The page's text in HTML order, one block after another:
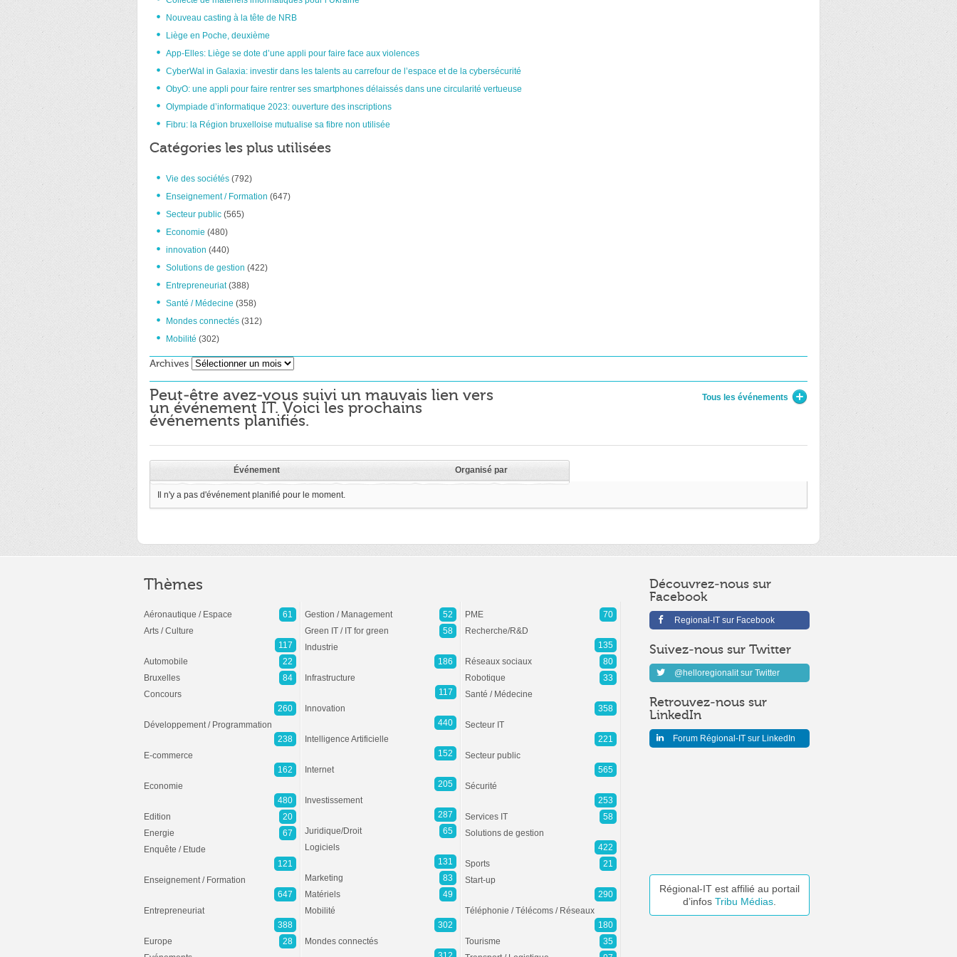
Nouveau casting à la tête de NRB
Liège en Poche, deuxième
App-Elles: Liège se dote d’une appli pour faire face aux violences
CyberWal in Galaxia: investir dans les talents au carrefour de l’espace et de la cybersécurité
ObyO: une appli pour faire rentrer ses smartphones délaissés dans une circularité vertueuse
Olympiade d’informatique 2023: ouverture des inscriptions
Fibru: la Région bruxelloise mutualise sa fibre non utilisée
Catégories les plus utilisées
Vie des sociétés (792)
Enseignement / Formation (647)
Secteur public (565)
Economie (480)
innovation (440)
Solutions de gestion (422)
Entrepreneuriat(388)
Santé / Médecine (358)
Mondes connectés (312)
Mobilité (302)
Archives Archives
Peut-être avez-vous suivi un mauvais lien vers
un événement IT. Voici les prochains
événements planifiés.
Tous les événements
Événement Organisé par
Il n'y a pas d'événement planifié pour le moment.
Découvrez-nous sur
Facebook
Regional-IT sur Facebook
Suivez-nous sur Twitter
@helloregionalit sur Twitter
Retrouvez-nous sur
LinkedIn
Forum Régional-IT sur LinkedIn
Régional-IT est affilié au portail
d’infos Tribu Médias
Thèmes
Aéronautique / Espace
61
Arts / Culture
117
Automobile
22
Bruxelles
84
Concours
260
Développement / Programmation
238
E-commerce
162
Economie
480
Edition
20
Energie
67
Enquête / Etude
121
Enseignement / Formation
647
Entrepreneuriat
388
Europe
28
Gestion / Management
52
Green IT / IT for green
58
Industrie
186
Infrastructure
117
Innovation
440
Intelligence Artificielle
152
Internet
205
Investissement
287
Juridique/Droit
65
Logiciels
131
Marketing
83
Matériels
49
Mobilité
302
Mondes connectés
PME
70
Recherche/R&D
135
Réseaux sociaux
80
Robotique
33
Santé / Médecine
358
Secteur IT
221
Secteur public
565
Sécurité
253
Services IT
58
Solutions de gestion
422
Sports
21
Start-up
290
Téléphonie / Télécoms / Réseaux
180
Tourisme
35